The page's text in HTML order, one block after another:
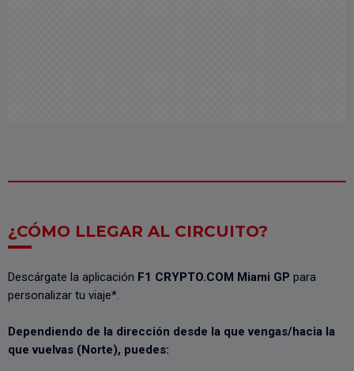
¿CÓMO LLEGAR AL CIRCUITO?
Descárgate la aplicación F1 CRYPTO.COM Miami GP para
personalizar tu viaje*.
Dependiendo de la dirección desde la que vengas/hacia la
que vuelvas (Norte), puedes: